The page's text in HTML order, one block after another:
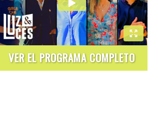
VER EL PROGRAMA COMPLETO